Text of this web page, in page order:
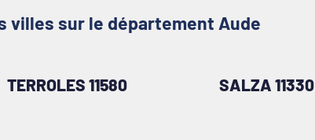
villes sur le département Aude
TERROLES 11580 SALZA 11330